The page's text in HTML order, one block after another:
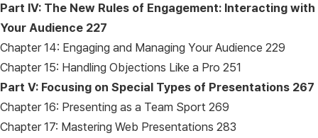
Part IV: The New Rules of Engagement: Interacting with
Your Audience 227
Chapter 14: Engaging and Managing Your Audience 229
Chapter 15: Handling Objections Like a Pro 251
Part V: Focusing on Special Types of Presentations 267
Chapter 16: Presenting as a Team Sport 269
Chapter 17: Mastering Web Presentations 283